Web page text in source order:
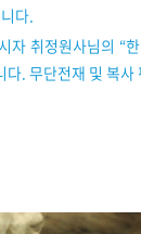
다.
자 취정원사님의 “
다. 무단전재 및 복사